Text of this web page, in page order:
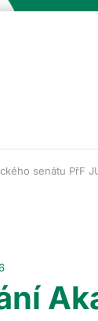
senátu PřF